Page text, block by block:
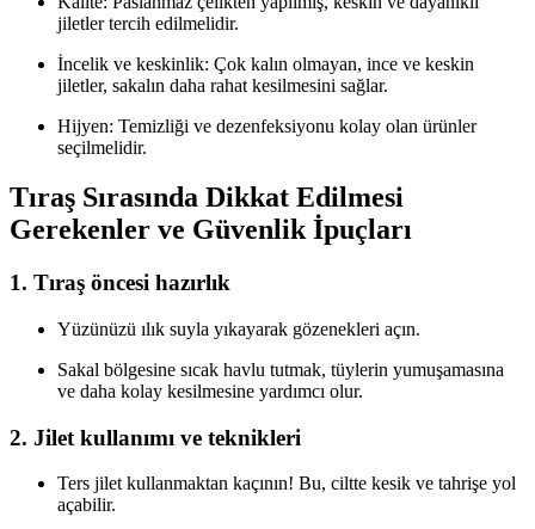
jiletler tercih edilmelidir.
İncelik ve keskinlik: Çok kalın olmayan, ince ve keskin
jiletler, sakalın daha rahat kesilmesini sağlar.
Hijyen: Temizliği ve dezenfeksiyonu kolay olan ürünler
seçilmelidir.
Tıraş Sırasında Dikkat Edilmesi
Gerekenler ve Güvenlik İpuçları
1. Tıraş öncesi hazırlık
Yüzünüzü ılık suyla yıkayarak gözenekleri açın.
Sakal bölgesine sıcak havlu tutmak, tüylerin yumuşamasına
ve daha kolay kesilmesine yardımcı olur.
2. Jilet kullanımı ve teknikleri
Ters jilet kullanmaktan kaçının! Bu, ciltte kesik ve tahrişe yol
açabilir.